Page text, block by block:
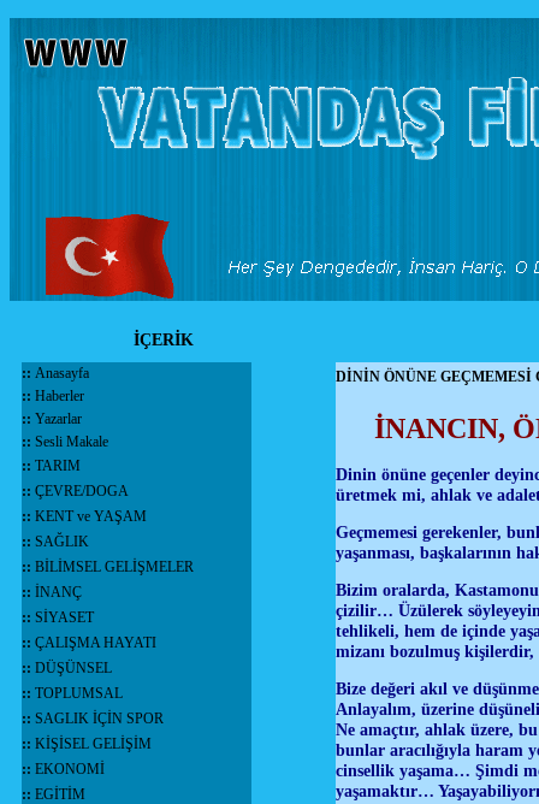
İÇERİK
:: Anasayfa
:: Haberler
:: Yazarlar
:: Sesli Makale
:: TARIM
:: ÇEVRE/DOGA
:: KENT ve YAŞAM
:: SAĞLIK
:: BİLİMSEL GELİŞMELER
:: İNANÇ
:: SİYASET
:: ÇALIŞMA HAYATI
:: DÜŞÜNSEL
:: TOPLUMSAL
:: SAGLIK İÇİN SPOR
:: KİŞİSEL GELİŞİM
:: EKONOMİ
:: EGİTİM
DİNİN ÖNÜNE GEÇMEMESİ
İNANCIN,
Dinin önüne geçenler
üretmek mi, ahlak ve
Geçmemesi gerekenler,
yaşanması, başkalarının
Bizim oralarda,
çizilir… Üzülerek
tehlikeli, hem de içinde
mizanı bozulmuş
Bize değeri akıl ve
Anlayalım, üzerine
Ne amaçtır, ahlak üzere,
bunlar aracılığıyla haram
cinsellik yaşama… Şimdi
yaşamaktır…